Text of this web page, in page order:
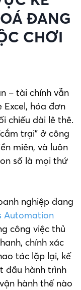
ĐANG
CHƠI
– tài chính vẫn
hóa đơn
chiếu dài lê thê.
trại” ở công
miên, và luôn
số là mọi thứ
nghiệp đang
Automation
công việc thủ
chính xác
tác lặp lại, kế
đầu hành trình
hành thế nào